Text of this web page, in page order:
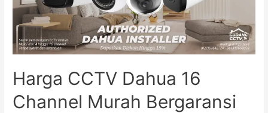
Harga CCTV Dahua 16
Channel Murah Bergaransi